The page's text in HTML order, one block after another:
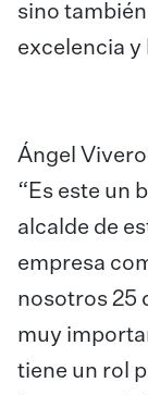
sino
excelencia y
Ángel
“Es este un
alcalde de
empresa
nosotros 25
muy
tiene un rol